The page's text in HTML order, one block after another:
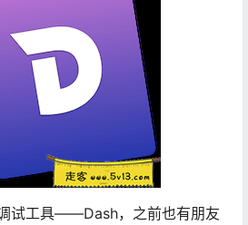
试工具——Dash，之前也有朋友